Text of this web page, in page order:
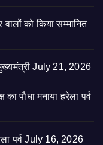
वालों को किया सम्मानित
July 21, 2026
पौधा मनाया हरेला पर्व
पर्व July 16, 2026